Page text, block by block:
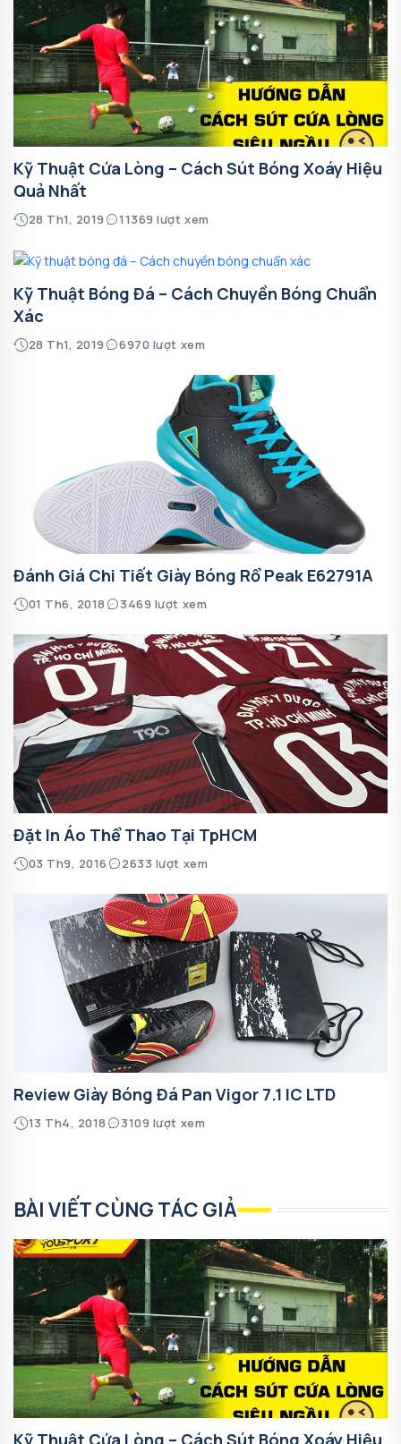
Kỹ Thuật Cứa Lòng – Cách Sút Bóng Xoáy Hiệu
Quả Nhất
28 Th1, 2019 11369 lượt xem
Kỹ Thuật Bóng Đá – Cách Chuyền Bóng Chuẩn
Xác
28 Th1, 2019 6970 lượt xem
Đánh Giá Chi Tiết Giày Bóng Rổ Peak E62791A
01 Th6, 2018 3469 lượt xem
Đặt In Áo Thể Thao Tại TpHCM
03 Th9, 2016 2633 lượt xem
Review Giày Bóng Đá Pan Vigor 7.1 IC LTD
13 Th4, 2018 3109 lượt xem
BÀI VIẾT CÙNG TÁC GIẢ